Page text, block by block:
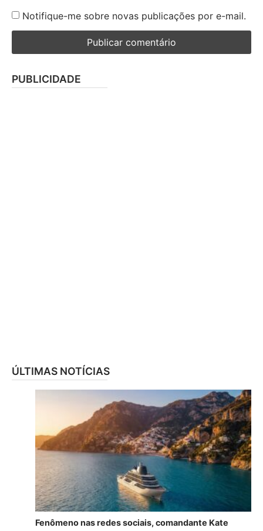
Notifique-me sobre novas publicações por e-mail.
PUBLICIDADE
ÚLTIMAS NOTÍCIAS
Fenômeno nas redes sociais, comandante Kate